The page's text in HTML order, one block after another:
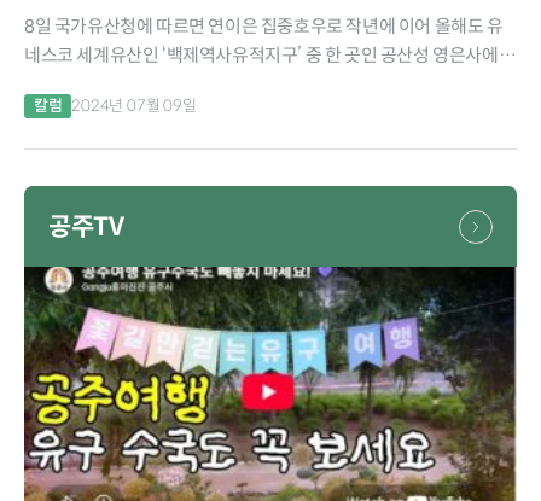
8일 국가유산청에 따르면 연이은 집중호우로 작년에 이어 올해도 유
네스코 세계유산인 ‘백제역사유적지구’ 중 한 곳인 공산성 영은사에서
작년 7월 집중호우로 만하루 누각 일대가 물에 잠기고,...
칼럼 2024년 07월 09일
공주TV